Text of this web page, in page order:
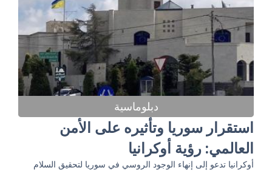
دبلوماسية
استقرار سوريا وتأثيره على الأمن
العالمي: رؤية أوكرانيا
أوكرانيا تدعو إلى إنهاء الوجود الروسي في سوريا لتحقيق السلام